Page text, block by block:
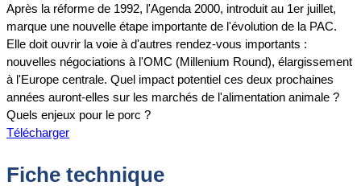
Après la réforme de 1992, l'Agenda 2000, introduit au 1er juillet,
marque une nouvelle étape importante de l'évolution de la PAC.
Elle doit ouvrir la voie à d'autres rendez-vous importants :
nouvelles négociations à l'OMC (Millenium Round), élargissement
à l'Europe centrale. Quel impact potentiel ces deux prochaines
années auront-elles sur les marchés de l'alimentation animale ?
Quels enjeux pour le porc ?
Télécharger
Fiche technique